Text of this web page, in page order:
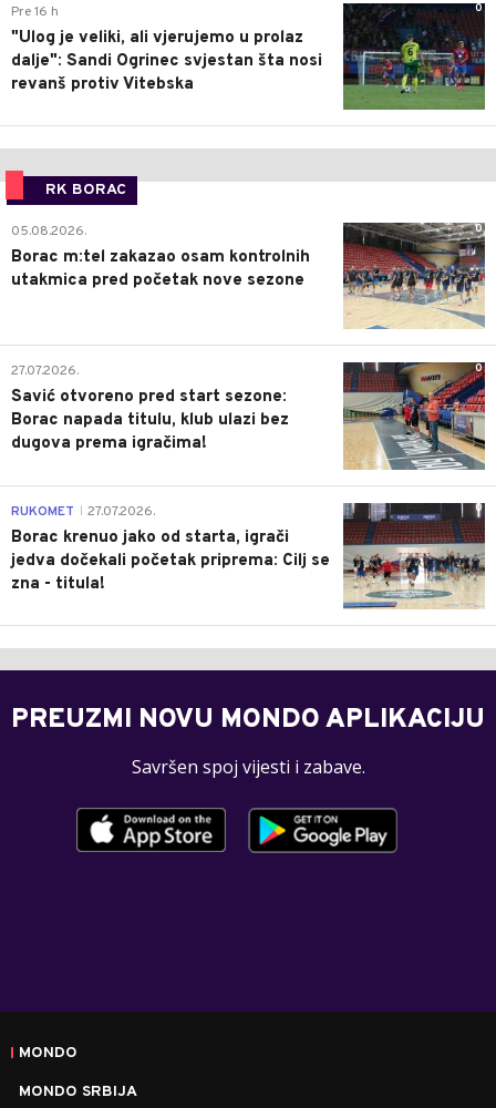
0
Pre 16 h
"Ulog je veliki, ali vjerujemo u prolaz
dalje": Sandi Ogrinec svjestan šta nosi
revanš protiv Vitebska
RK BORAC
0
05.08.2026.
Borac m:tel zakazao osam kontrolnih
utakmica pred početak nove sezone
0
27.07.2026.
Savić otvoreno pred start sezone:
Borac napada titulu, klub ulazi bez
dugova prema igračima!
0
RUKOMET 27.07.2026.
Borac krenuo jako od starta, igrači
jedva dočekali početak priprema: Cilj se
zna - titula!
PREUZMI NOVU MONDO APLIKACIJU
Savršen spoj vijesti i zabave.
MONDO
MONDO SRBIJA